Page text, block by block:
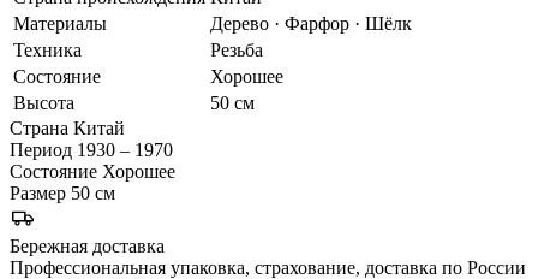
Материалы
Дерево · Фарфор · Шёлк
Техника
Резьба
Состояние
Хорошее
Высота
50 см
Страна Китай
Период 1930 – 1970
Состояние Хорошее
Размер 50 см
Бережная доставка
Профессиональная упаковка, страхование, доставка по России